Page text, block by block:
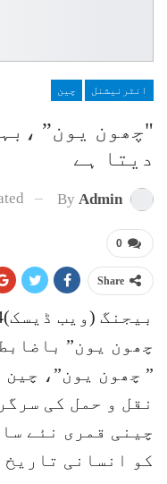
انٹرنیشنل چین
"چھون یون”
دیتا ہے
By Admin
0
Share
چھون یون”
” چھون یون”،
نقل و حمل کی
چینی قمری نئے
کو انسانی